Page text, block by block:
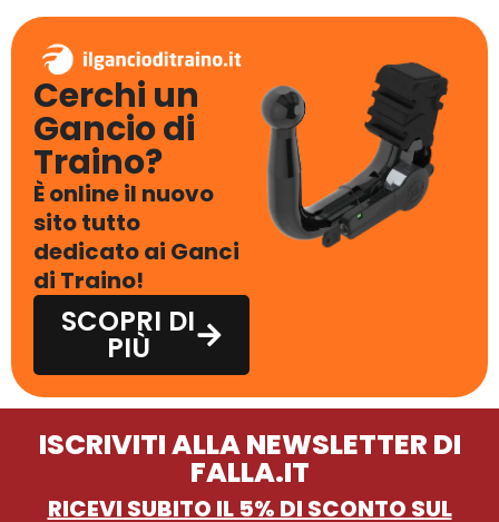
Cerchi un
Gancio di
Traino?
È online il nuovo
sito tutto
dedicato ai Ganci
di Traino!
SCOPRI DI
PIÙ
ISCRIVITI ALLA NEWSLETTER DI
FALLA.IT
RICEVI SUBITO IL 5% DI SCONTO SUL